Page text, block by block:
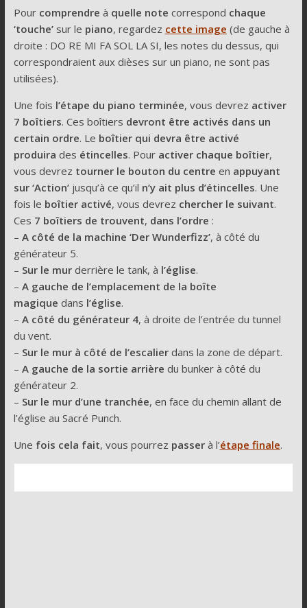
Pour comprendre à quelle note correspond chaque
‘touche’sur le piano, regardez cette image (de gauche à
droite : DO RE MI FA SOL LA SI, les notes du dessus, qui
correspondraient aux dièses sur un piano, ne sont pas
utilisées).
Une fois l’étape du piano terminée, vous devrez activer
7 boîtiers. Ces boîtiers devront être activés dans un
certain ordre. Le boîtier qui devra être activé
produira des étincelles. Pour activer chaque boîtier,
vous devrez tourner le bouton du centre en appuyant
sur ‘Action’jusqu’à ce qu’il n’y ait plus d’étincelles. Une
fois le boîtier activé, vous devrez chercher le suivant.
Ces 7 boîtiers de trouvent, dans l’ordre :
– A côté de la machine ‘Der Wunderfizz’, à côté du
générateur 5.
– Sur le murderrière le tank, à l’église.
– A gauche de l’emplacement de la boîte
magique dans l’église.
– A côté du générateur 4, à droite de l’entrée du tunnel
du vent.
– Sur le mur à côté de l’escalierdans la zone de départ.
– A gauche de la sortie arrière du bunker à côté du
générateur 2.
– Sur le mur d’une tranchée, en face du chemin allant de
l’église au Sacré Punch.
Une fois cela fait, vous pourrez passer à l’étape finale.